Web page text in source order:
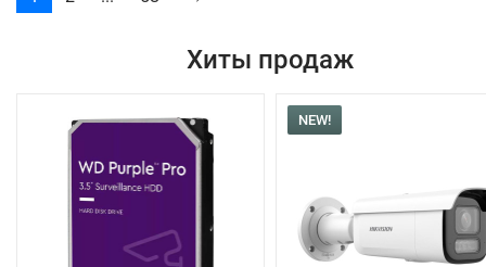
Хиты продаж
NEW!